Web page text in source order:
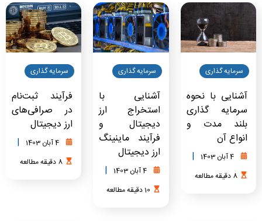
سرمایه گذاری
آشنایی با نحوه
سرمایه گذاری
بلند مدت و
انواع آن
4 آبان 1403 |
8 دقیقهمطالعه
سرمایه گذاری
آشنایی با
استخراج ارز
دیجیتال و
فرآیند ماینینگ
ارز دیجیتال
4 آبان 1403 |
10دقیقهمطالعه
سرمایه گذاری
فرآیند ثبت‌نام
در صرافی‌های
ارز دیجیتال
4 آبان 1403 |
8 دقیقهمطالعه